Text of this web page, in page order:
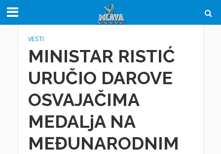
VESTI
MINISTAR RISTIĆ
URUČIO DAROVE
OSVAJAČIMA
MEDALjA NA
MEĐUNARODNIM